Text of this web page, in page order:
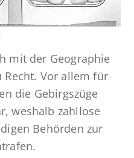
mit der Geographie
Recht. Vor allem für
die Gebirgszüge
weshalb zahllose
Behörden zur